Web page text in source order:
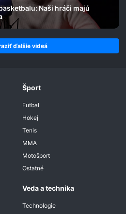
Naši hráči majú
ďalšie videá
Šport
Futbal
Hokej
Tenis
MMA
Motošport
Ostatné
Veda a technika
Technologie